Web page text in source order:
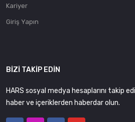
Kariyer
Giriş Yapın
BIZI TAKIP EDIN
HARS sosyal medya hesaplarını takip
haber ve içeriklerden haberdar olun.